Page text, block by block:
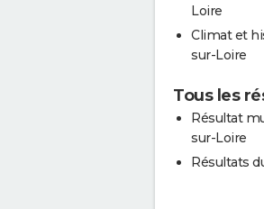
Loire
Climat et
sur-Loire
Tous les
Résultat
sur-Loire
Résultats